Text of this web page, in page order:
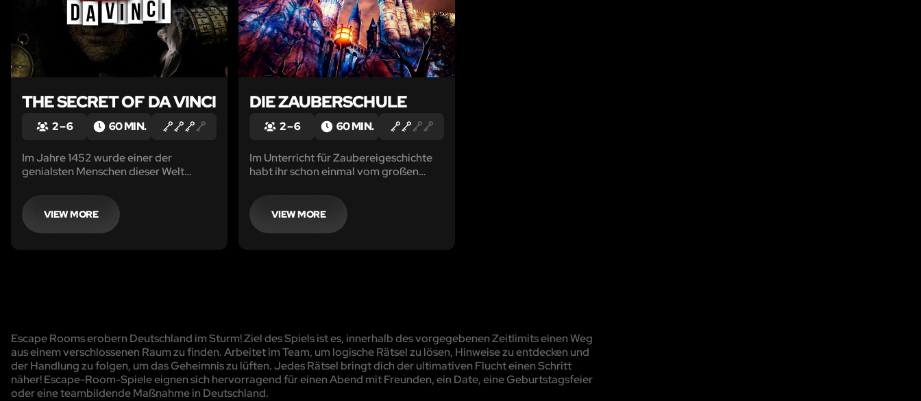
THE SECRET OF DA VINCI
2 – 6 60 MIN.
Im Jahre 1452 wurde einer der
genialsten Menschen dieser Welt
Geschichten um seine wahren
Geheimnisse und verborgenen
Schätze reißen in jeder Generation
VIEW MORE
DIE ZAUBERSCHULE
2 – 6 60 MIN.
Im Unterricht für Zaubereigeschichte
habt ihr schon einmal vom großen
damals die dunklen Mächte duelliert,
heißt es und sie somit verbannt. Doch
nun, 450 Jahre später, verstarb
VIEW MORE
Escape Rooms erobern Deutschland im Sturm! Ziel des Spiels ist es, innerhalb des vorgegebenen Zeitlimits einen Weg
aus einem verschlossenen Raum zu finden. Arbeitet im Team, um logische Rätsel zu lösen, Hinweise zu entdecken und
der Handlung zu folgen, um das Geheimnis zu lüften. Jedes Rätsel bringt dich der ultimativen Flucht einen Schritt
näher! Escape-Room-Spiele eignen sich hervorragend für einen Abend mit Freunden, ein Date, eine Geburtstagsfeier
oder eine teambildende Maßnahme in Deutschland.